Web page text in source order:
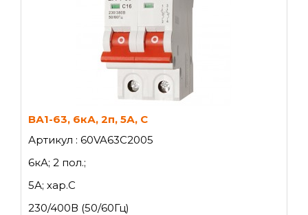
ВА1-63, 6кА, 2п, 5А, C
Артикул : 60VA63C2005
6кА; 2 пол.;
5А; хар.C
230/400В (50/60Гц)